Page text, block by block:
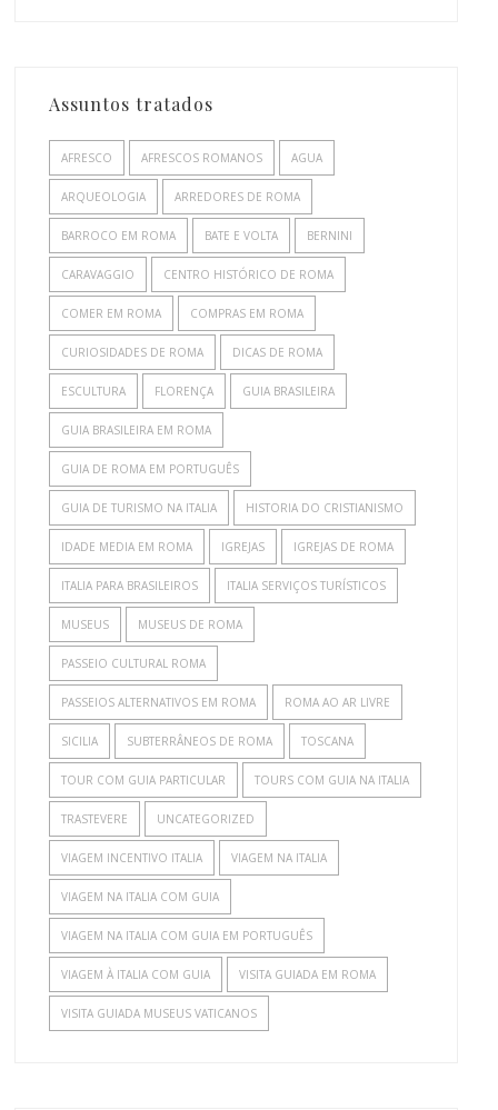
Assuntos tratados
AFRESCO AFRESCOS ROMANOS AGUA
ARQUEOLOGIA ARREDORES DE ROMA
BARROCO EM ROMA BATE E VOLTA BERNINI
CARAVAGGIO CENTRO HISTÓRICO DE ROMA
COMER EM ROMA COMPRAS EM ROMA
CURIOSIDADES DE ROMA DICAS DE ROMA
ESCULTURA FLORENÇA GUIA BRASILEIRA
GUIA BRASILEIRA EM ROMA
GUIA DE ROMA EM PORTUGUÊS
GUIA DE TURISMO NA ITALIA HISTORIA DO CRISTIANISMO
IDADE MEDIA EM ROMA IGREJAS IGREJAS DE ROMA
ITALIA PARA BRASILEIROS ITALIA SERVIÇOS TURÍSTICOS
MUSEUS MUSEUS DE ROMA
PASSEIO CULTURAL ROMA
PASSEIOS ALTERNATIVOS EM ROMA ROMA AO AR LIVRE
SICILIA SUBTERRÂNEOS DE ROMA TOSCANA
TOUR COM GUIA PARTICULAR TOURS COM GUIA NA ITALIA
TRASTEVERE UNCATEGORIZED
VIAGEM INCENTIVO ITALIA VIAGEM NA ITALIA
VIAGEM NA ITALIA COM GUIA
VIAGEM NA ITALIA COM GUIA EM PORTUGUÊS
VIAGEM À ITALIA COM GUIA VISITA GUIADA EM ROMA
VISITA GUIADA MUSEUS VATICANOS